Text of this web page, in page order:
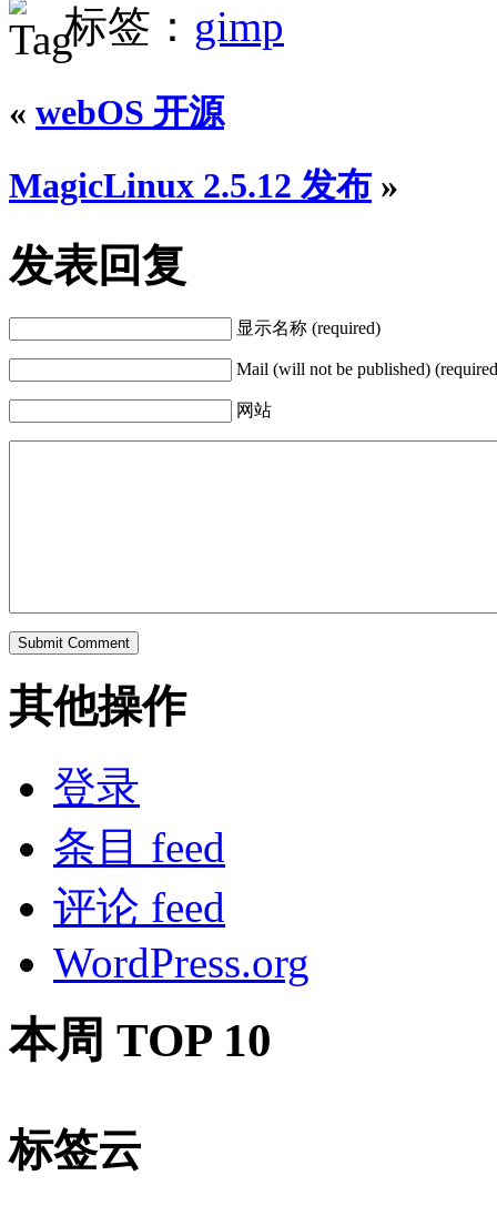
标签： gimp
« webOS 开源
MagicLinux 2.5.12 发布 »
发表回复
显示名称 (required)
Mail (will not be published)
网站
其他操作
登录
条目 feed
评论 feed
WordPress.org
本周 TOP 10
标签云